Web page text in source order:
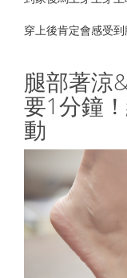
穿上後肯定會感受
腿部著涼
要1分鐘
動